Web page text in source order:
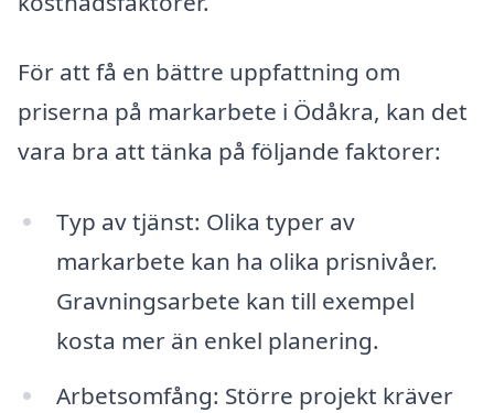
För att få en bättre uppfattning om
priserna på markarbete i Ödåkra, kan det
vara bra att tänka på följande faktorer:
Typ av tjänst: Olika typer av
markarbete kan ha olika prisnivåer.
Gravningsarbete kan till exempel
kosta mer än enkel planering.
Arbetsomfång: Större projekt kräver